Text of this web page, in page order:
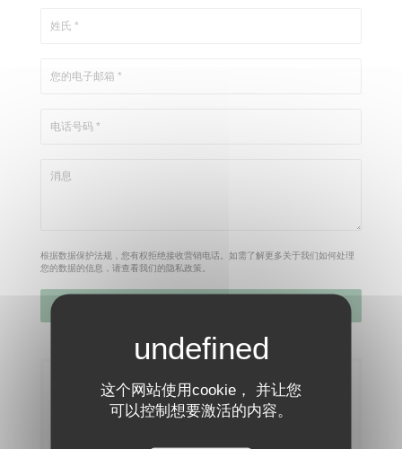
这个网站使用cookie， 并让您
可以控制想要激活的内容。
根据数据保护法规，您有权拒绝接收营销电话。如需了解更多关于我们如何处理
您的数据的信息，请查看我们的隐私政策
预订